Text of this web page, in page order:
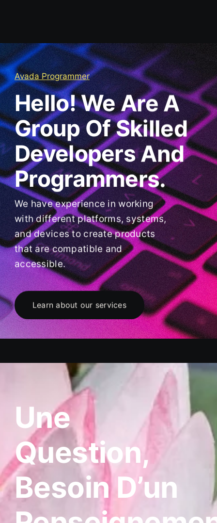
Avada Programmer
Hello! We Are A
Group Of Skilled
Developers And
Programmers.
We have experience in working
with different platforms, systems,
and devices to create products
that are compatible and
accessible.
Learn about our services
Une
Question,
Besoin D’un